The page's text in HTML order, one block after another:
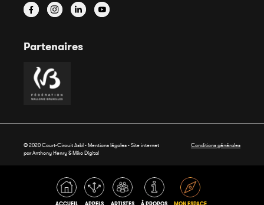
Partenaires
© 2020 Court-Circuit Asbl - Mentions légales - Site internet
par Anthony Henry &Miko Digital
Conditions générales